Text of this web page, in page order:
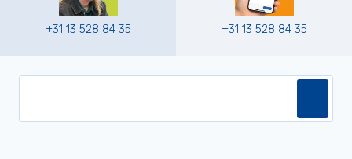
+31 13 528 84 35 +31 13 528 84 35